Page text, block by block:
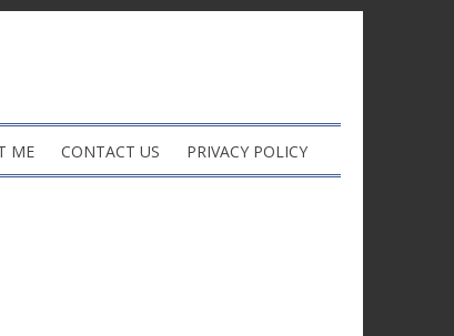
ME CONTACT US PRIVACY POLICY